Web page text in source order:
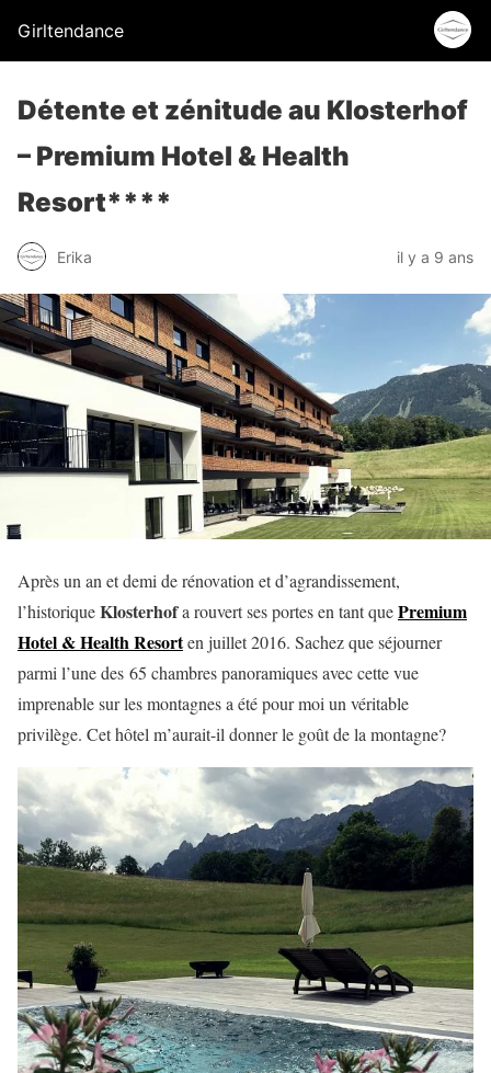
Girltendance
Détente et zénitude au Klosterhof
– Premium Hotel & Health
Resort****
Erika il y a 9 ans
Après un an et demi de rénovation et d’agrandissement,
l’historiqueKlosterhofa rouvert ses portes en tant quePremium
Hotel & Health Resorten juillet 2016. Sachez que séjourner
parmi l’une des 65 chambres panoramiques avec cette vue
imprenable sur les montagnes a été pour moi un véritable
privilège. Cet hôtel m’aurait-il donner le goût de la montagne?